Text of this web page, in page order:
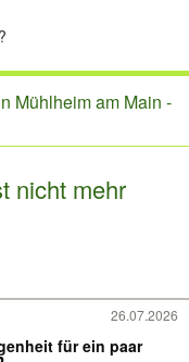
Mühlheim am Main -
nicht mehr
26.07.2026
für ein paar